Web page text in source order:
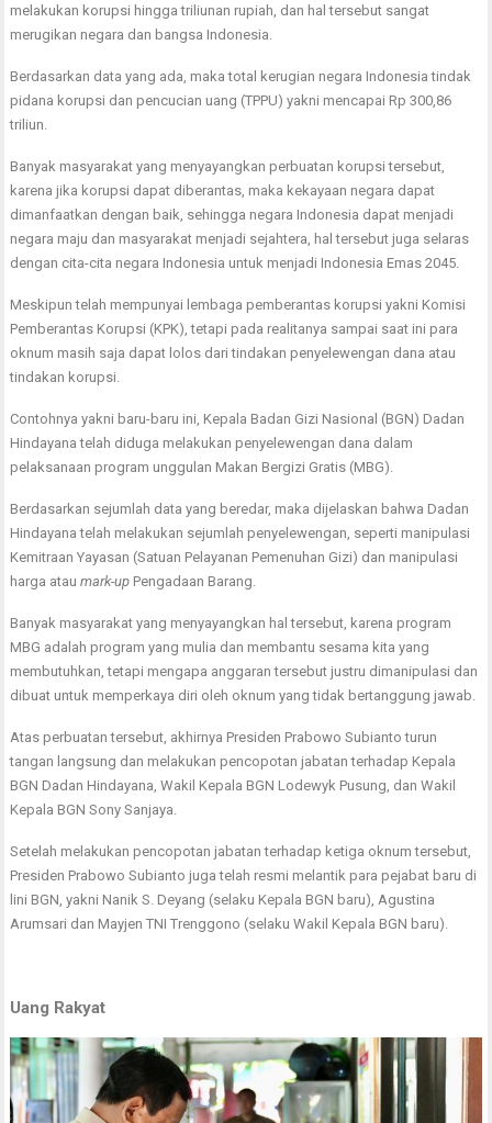
melakukan korupsi hingga triliunan rupiah, dan hal tersebut sangat
merugikan negara dan bangsa Indonesia.
Berdasarkan data yang ada, maka total kerugian negara Indonesia tindak
pidana korupsi dan pencucian uang (TPPU) yakni mencapai Rp 300,86
triliun.
Banyak masyarakat yang menyayangkan perbuatan korupsi tersebut,
karena jika korupsi dapat diberantas, maka kekayaan negara dapat
dimanfaatkan dengan baik, sehingga negara Indonesia dapat menjadi
negara maju dan masyarakat menjadi sejahtera, hal tersebut juga selaras
dengan cita-cita negara Indonesia untuk menjadi Indonesia Emas 2045.
Meskipun telah mempunyai lembaga pemberantas korupsi yakni Komisi
Pemberantas Korupsi (KPK), tetapi pada realitanya sampai saat ini para
oknum masih saja dapat lolos dari tindakan penyelewengan dana atau
tindakan korupsi.
Contohnya yakni baru-baru ini, Kepala Badan Gizi Nasional (BGN) Dadan
Hindayana telah diduga melakukan penyelewengan dana dalam
pelaksanaan program unggulan Makan Bergizi Gratis (MBG).
Berdasarkan sejumlah data yang beredar, maka dijelaskan bahwa Dadan
Hindayana telah melakukan sejumlah penyelewengan, seperti manipulasi
Kemitraan Yayasan (Satuan Pelayanan Pemenuhan Gizi) dan manipulasi
harga ataumark-up Pengadaan Barang.
Banyak masyarakat yang menyayangkan hal tersebut, karena program
MBG adalah program yang mulia dan membantu sesama kita yang
membutuhkan, tetapi mengapa anggaran tersebut justru dimanipulasi dan
dibuat untuk memperkaya diri oleh oknum yang tidak bertanggung jawab.
Atas perbuatan tersebut, akhirnya Presiden Prabowo Subianto turun
tangan langsung dan melakukan pencopotan jabatan terhadap Kepala
BGN Dadan Hindayana, Wakil Kepala BGN Lodewyk Pusung, dan Wakil
Kepala BGN Sony Sanjaya.
Setelah melakukan pencopotan jabatan terhadap ketiga oknum tersebut,
Presiden Prabowo Subianto juga telah resmi melantik para pejabat baru di
lini BGN, yakni Nanik S. Deyang (selaku Kepala BGN baru), Agustina
Arumsari dan Mayjen TNI Trenggono (selaku Wakil Kepala BGN baru).
Uang Rakyat